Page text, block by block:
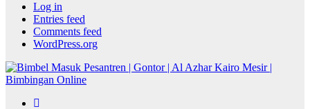
Log in
Entries feed
Comments feed
WordPress.org